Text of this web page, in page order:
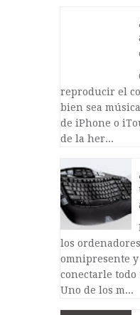
reproducir el
bien sea
de iPhone o
de la her...
los
omnipresente
conectarle
Uno de los m...